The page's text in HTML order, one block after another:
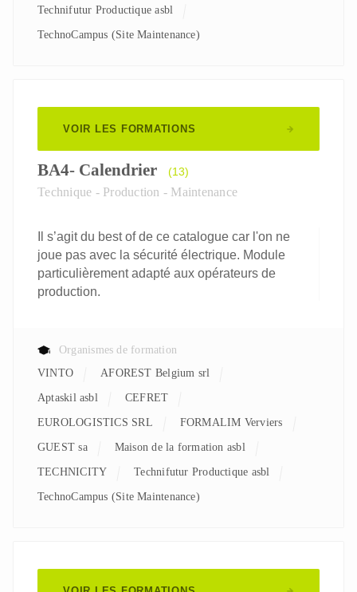
Technifutur Productique asbl
TechnoCampus (Site Maintenance)
VOIR LES FORMATIONS
BA4- Calendrier (13)
Technique - Production - Maintenance
Il s’agit du best of de ce catalogue car l'on ne
joue pas avec la sécurité électrique. Module
particulièrement adapté aux opérateurs de
production.
Organismes de formation
VINTO
AFOREST Belgium srl
aptaskil asbl CEFRET
EUROLOGISTICS SRL FORMALIM Verviers
GUEST sa Maison de la formation asbl
TECHNICITY Technifutur Productique asbl
TechnoCampus (Site Maintenance)